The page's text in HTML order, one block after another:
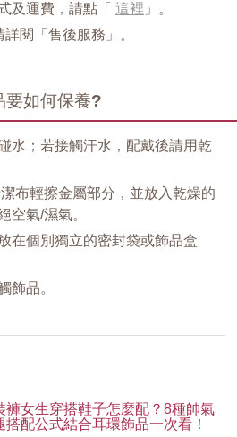
及運費，請點「 這裡 」。
閱「售後服務」。
要如何保養?
水；若接觸汗水，配戴後請用乾
布輕擦金屬部分，並放入乾燥的
空氣/濕氣。
在個別獨立的密封袋或飾品盒
飾品。
褲女生穿搭鞋子怎麼配？8種帥氣
搭配公式結合耳環飾品一次看！